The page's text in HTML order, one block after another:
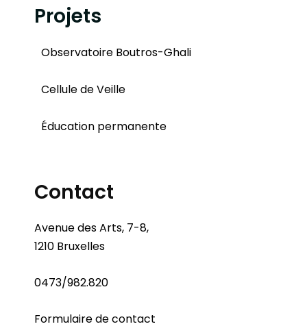
Projets
Observatoire Boutros-Ghali
Cellule de Veille
Éducation permanente
Contact
Avenue des Arts, 7-8,
1210 Bruxelles
0473/982.820
Formulaire de contact